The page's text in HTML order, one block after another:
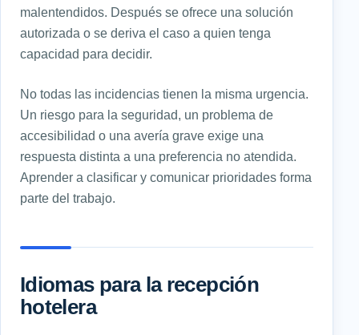
malentendidos. Después se ofrece una solución
autorizada o se deriva el caso a quien tenga
capacidad para decidir.
No todas las incidencias tienen la misma urgencia.
Un riesgo para la seguridad, un problema de
accesibilidad o una avería grave exige una
respuesta distinta a una preferencia no atendida.
Aprender a clasificar y comunicar prioridades forma
parte del trabajo.
Idiomas para la recepción
hotelera